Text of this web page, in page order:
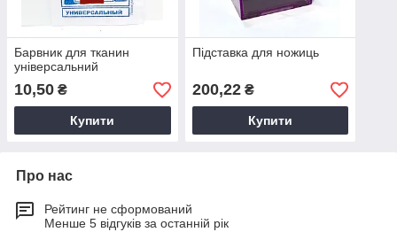
Барвник для тканин
універсальний
10,50 ₴
Купити
Підставка для ножиць
200,22₴
Купити
Про нас
Рейтинг не сформований
Менше 5 відгуків за останній рік